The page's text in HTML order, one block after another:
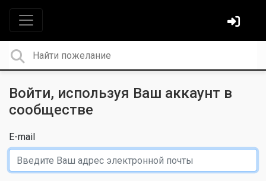
Войти, используя Ваш аккаунт в
сообществе
E-mail